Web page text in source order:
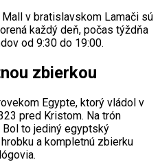
v bratislavskom Lamači sú
každý deň, počas týždňa
od 9:30 do 19:00.
zbierkou
Egypte, ktorý vládol v
pred Kristom. Na trón
to jediný egyptský
a kompletnú zbierku